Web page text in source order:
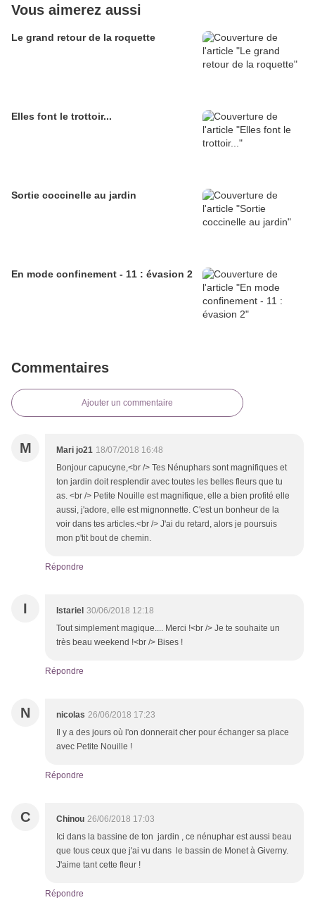
Vous aimerez aussi
Le grand retour de la roquette
Elles font le trottoir...
Sortie coccinelle au jardin
En mode confinement - 11 : évasion 2
Commentaires
Ajouter un commentaire
M Mari jo21 18/07/2018 16:48
Bonjour capucyne,<br /> Tes Nénuphars sont magnifiques et
ton jardin doit resplendir avec toutes les belles fleurs que tu
as. <br /> Petite Nouille est magnifique, elle a bien profité elle
aussi, j'adore, elle est mignonnette. C'est un bonheur de la
voir dans tes articles.<br /> J'ai du retard, alors je poursuis
mon p'tit bout de chemin.
Répondre
I Istariel 30/06/2018 12:18
Tout simplement magique.... Merci !<br /> Je te souhaite un
très beau weekend !<br /> Bises !
Répondre
N nicolas 26/06/2018 17:23
Il y a des jours où l'on donnerait cher pour échanger sa place
avec Petite Nouille !
Répondre
C Chinou 26/06/2018 17:03
Ici dans la bassine de ton jardin , ce nénuphar est aussi beau
que tous ceux que j'ai vu dans le bassin de Monet à Giverny.
J'aime tant cette fleur !
Répondre